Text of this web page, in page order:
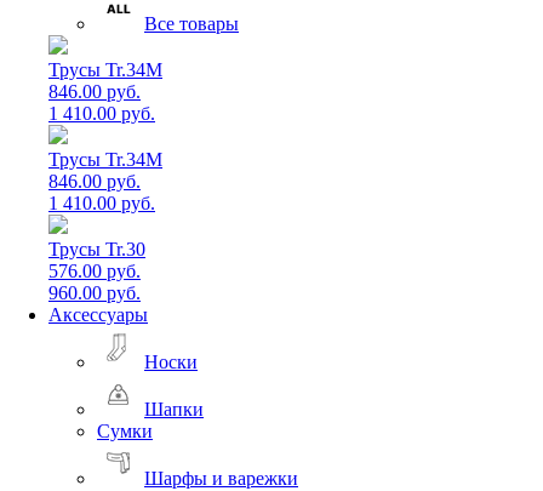
Все товары
Трусы Tr.34M
846.00 руб.
1 410.00 руб.
Трусы Tr.34M
846.00 руб.
1 410.00 руб.
Трусы Tr.30
576.00 руб.
960.00 руб.
Аксессуары
Носки
Шапки
Сумки
Шарфы и варежки